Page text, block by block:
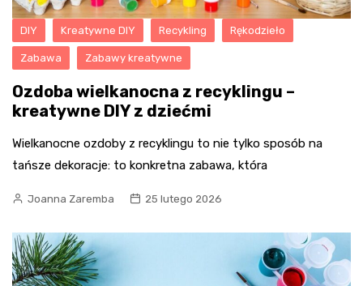
DIY Kreatywne DIY Recykling Rękodzieło
Zabawa Zabawy kreatywne
Ozdoba wielkanocna z recyklingu –
kreatywne DIY z dziećmi
Wielkanocne ozdoby z recyklingu to nie tylko sposób na
tańsze dekoracje: to konkretna zabawa, która
Joanna Zaremba 25 lutego 2026